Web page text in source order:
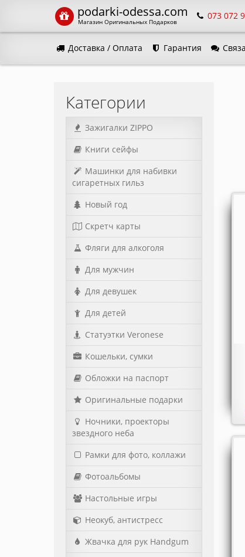
podarki-odessa.com
Магазин Оригинальных Подарков
073 072
Доставка / Оплата Гарантия
Категории
Зажигалки ZIPPO
Книги сейфы
Машинки для набивки
сигаретных гильз
Новый год
Скретч карты
Фляги для алкоголя
Для мужчин
Для девушек
Для детей
Статуэтки Veronese
Кошельки, сумки
Обложки на паспорт
Оригинальные подарки
Ночники, проекторы
звездного неба
Рамки для фото, коллажи
Фотоальбомы
Настольные игры
Неокуб, антистресс
Жвачка для рук Handgum